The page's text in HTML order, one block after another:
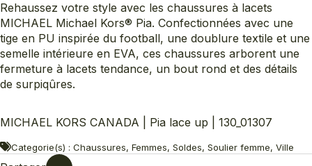
Rehaussez votre style avec les chaussures à lacets
MICHAEL Michael Kors® Pia. Confectionnées avec une
tige en PU inspirée du football, une doublure textile et une
semelle intérieure en EVA, ces chaussures arborent une
fermeture à lacets tendance, un bout rond et des détails
de surpiqûres.
MICHAEL KORS CANADA | Pia lace up | 130_01307
Categorie(s) : Chaussures, Femmes, Soldes, Soulier femme, Ville